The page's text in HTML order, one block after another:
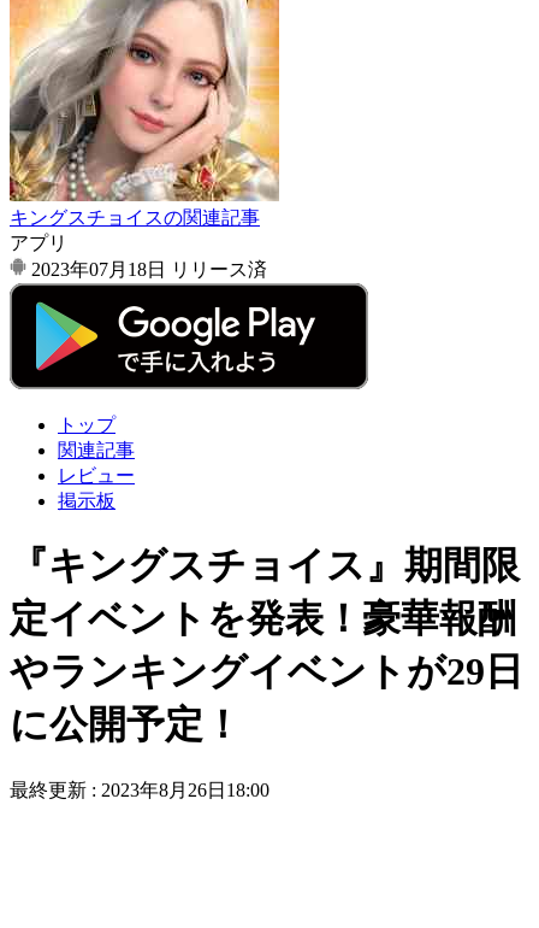
キングスチョイスの関連記事
アプリ
2023年07月18日
リリース済
トップ
関連記事
レビュー
掲示板
『キングスチョイス』期間限
定イベントを発表！豪華報酬
やランキングイベントが29日
に公開予定！
最終更新 : 2023年8月26日18:00